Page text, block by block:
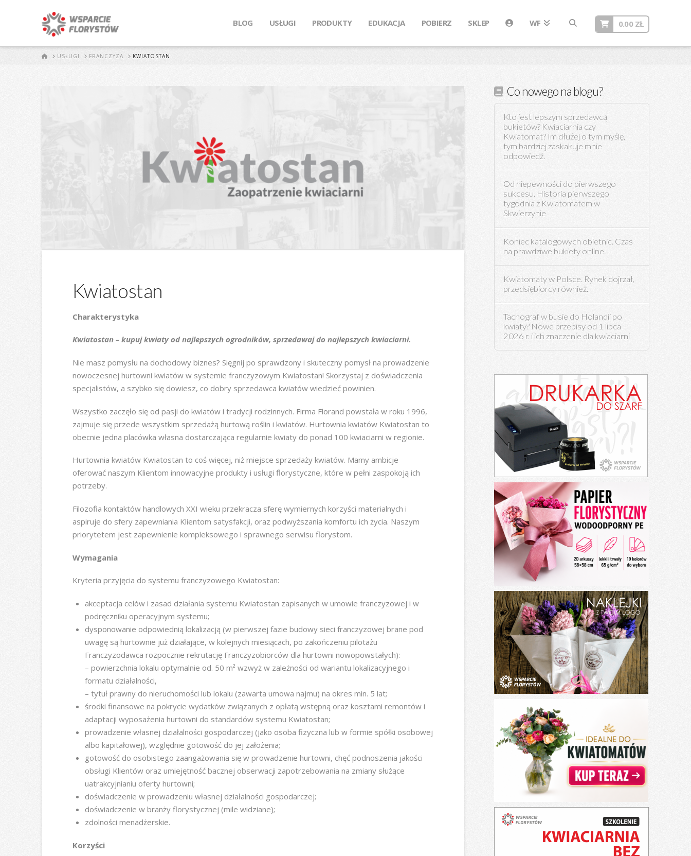
BLOG USŁUGI PRODUKTY EDUKACJA POBIERZ SKLEP WF 0.00 ZŁ
STARTUSŁUGI FRANCZYZA KWIATOSTAN
Kwiatostan
Charakterystyka
Kwiatostan – kupuj kwiaty od najlepszych ogrodników, sprzedawaj do najlepszych kwiaciarni.
Nie masz pomysłu na dochodowy biznes? Sięgnij po sprawdzony i skuteczny pomysł na prowadzenie
nowoczesnej hurtowni kwiatów w systemie franczyzowym Kwiatostan! Skorzystaj z doświadczenia
specjalistów, a szybko się dowiesz, co dobry sprzedawca kwiatów wiedzieć powinien.
Wszystko zaczęło się od pasji do kwiatów i tradycji rodzinnych. Firma Florand powstała w roku 1996,
zajmuje się przede wszystkim sprzedażą hurtową roślin i kwiatów. Hurtownia kwiatów Kwiatostan to
obecnie jedna placówka własna dostarczająca regularnie kwiaty do ponad 100 kwiaciarni w regionie.
Hurtownia kwiatów Kwiatostan to coś więcej, niż miejsce sprzedaży kwiatów. Mamy ambicje
oferować naszym Klientom innowacyjne produkty i usługi florystyczne, które w pełni zaspokoją ich
potrzeby.
Filozofia kontaktów handlowych XXI wieku przekracza sferę wymiernych korzyści materialnych i
aspiruje do sfery zapewniania Klientom satysfakcji, oraz podwyższania komfortu ich życia. Naszym
priorytetem jest zapewnienie kompleksowego i sprawnego serwisu florystom.
Wymagania
Kryteria przyjęcia do systemu franczyzowego Kwiatostan:
akceptacja celów i zasad działania systemu Kwiatostan zapisanych w umowie franczyzowej i w
podręczniku operacyjnym systemu;
dysponowanie odpowiednią lokalizacją (w pierwszej fazie budowy sieci franczyzowej brane pod
uwagę są hurtownie już działające, w kolejnych miesiącach, po zakończeniu pilotażu
Franczyzodawca rozpocznie rekrutację Franczyzobiorców dla hurtowni nowopowstałych):
– powierzchnia lokalu optymalnie od. 50 m² wzwyż w zależności od wariantu lokalizacyjnego i
formatu działalności,
– tytuł prawny do nieruchomości lub lokalu (zawarta umowa najmu) na okres min. 5 lat;
środki finansowe na pokrycie wydatków związanych z opłatą wstępną oraz kosztami remontów i
adaptacji wyposażenia hurtowni do standardów systemu Kwiatostan;
prowadzenie własnej działalności gospodarczej (jako osoba fizyczna lub w formie spółki osobowej
albo kapitałowej), względnie gotowość do jej założenia;
gotowość do osobistego zaangażowania się w prowadzenie hurtowni, chęć podnoszenia jakości
obsługi Klientów oraz umiejętność bacznej obserwacji zapotrzebowania na zmiany służące
uatrakcyjnianiu oferty hurtowni;
doświadczenie w prowadzeniu własnej działalności gospodarczej;
doświadczenie w branży florystycznej (mile widziane);
zdolności menadżerskie.
Korzyści
Co nowego na blogu?
Kto jest lepszym sprzedawcą
bukietów? Kwiaciarnia czy
Kwiatomat? Im dłużej o tym myślę,
tym bardziej zaskakuje mnie
odpowiedź.
Od niepewności do pierwszego
sukcesu. Historia pierwszego
tygodnia z Kwiatomatem w
Skwierzynie
Koniec katalogowych obietnic. Czas
na prawdziwe bukiety online.
Kwiatomaty w Polsce. Rynek dojrzał,
przedsiębiorcy również.
Tachograf w busie do Holandii po
kwiaty? Nowe przepisy od 1 lipca
2026 r. i ich znaczenie dla kwiaciarni